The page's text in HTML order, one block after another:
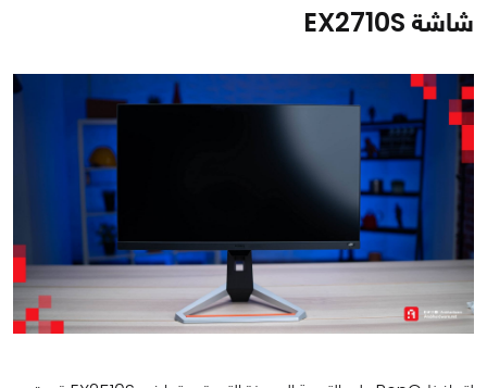
شاشة EX2710S